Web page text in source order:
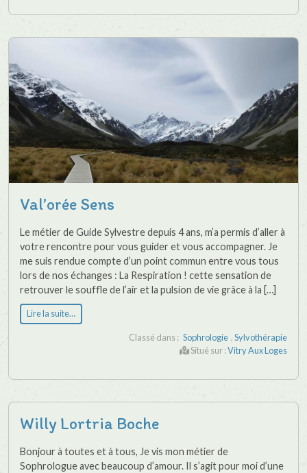
Val’orée Sens
Le métier de Guide Sylvestre depuis 4 ans, m’a permis d’aller à
votre rencontre pour vous guider et vous accompagner. Je
me suis rendue compte d’un point commun entre vous tous
lors de nos échanges : La Respiration ! cette sensation de
retrouver le souffle de l’air et la pulsion de vie grâce à la […]
Lire la suite…
Classé dans : Sophrologie ,Sylvothérapie
Situé sur :Vitry Aux Loges
Willy Lortria Boche
Bonjour à toutes et à tous, Je vis mon métier de
Sophrologue avec beaucoup d’amour. Il s’agit pour moi d’une